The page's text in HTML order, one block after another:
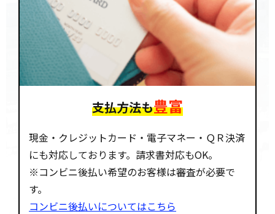
支払方法も豊富
現金・クレジットカード・電子マネー・ＱＲ決済
にも対応しております。請求書対応もOK。
※コンビニ後払い希望のお客様は審査が必要で
す。
コンビニ後払いについてはこちら